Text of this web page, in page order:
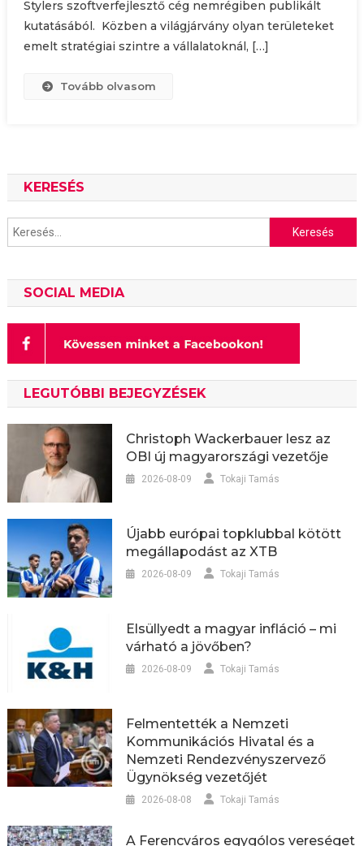
Stylers szoftverfejlesztő cég nemrégiben publikált
kutatásából. Közben a világjárvány olyan területeket
emelt stratégiai szintre a vállalatoknál, […]
Tovább olvasom
KERESÉS
Keresés:
SOCIAL MEDIA
LEGUTÓBBI BEJEGYZÉSEK
Christoph Wackerbauer lesz az
OBI új magyarországi vezetője
2026-08-09 Tokaji Tamás
Újabb európai topklubbal kötött
megállapodást az XTB
2026-08-09 Tokaji Tamás
Elsüllyedt a magyar infláció – mi
várható a jövőben?
2026-08-09 Tokaji Tamás
Felmentették a Nemzeti
Kommunikációs Hivatal és a
Nemzeti Rendezvényszervező
Ügynökség vezetőjét
2026-08-08 Tokaji Tamás
A Ferencváros egygólos vereséget